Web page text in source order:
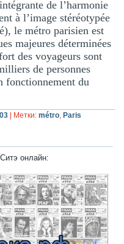
de l’harmonie
à l’image stéréotypée
le métro parisien est
majeures déterminées
des voyageurs sont
de personnes
fonctionnement du
Метки: métro, Paris
онлайн: